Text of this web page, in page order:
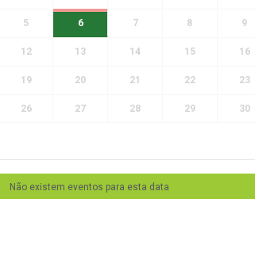
5 6 7 8 9
12 13 14 15 16
19 20 21 22 23
26 27 28 29 30
Não existem eventos para esta data